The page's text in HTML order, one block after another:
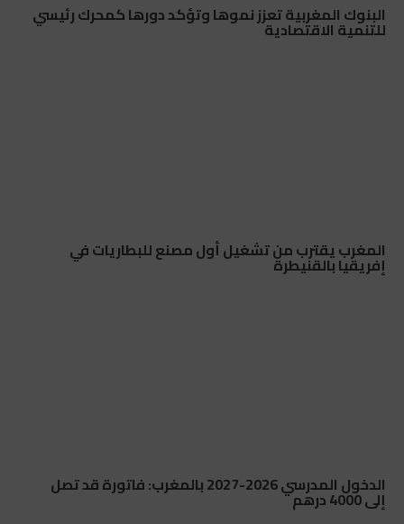
البنوك المغربية تعزز نموها وتؤكد دورها كمحرك رئيسي
للتنمية الاقتصادية
المغرب يقترب من تشغيل أول مصنع للبطاريات في
إفريقيا بالقنيطرة
الدخول المدرسي 2026-2027 بالمغرب: فاتورة قد تصل
إلى 4000 درهم